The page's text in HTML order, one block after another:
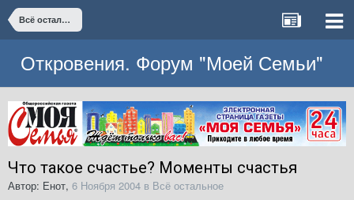
Всё остальное
Откровения. Форум "Моей Семьи"
Что такое счастье? Моменты счастья
Автор: Енот, 6 Ноября 2004 в Всё остальное